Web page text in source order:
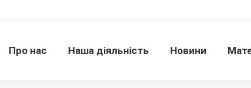
Про нас Наша діяльність Новини
нас Наша діяльність Новини